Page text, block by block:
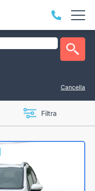
Cancella
Filtra